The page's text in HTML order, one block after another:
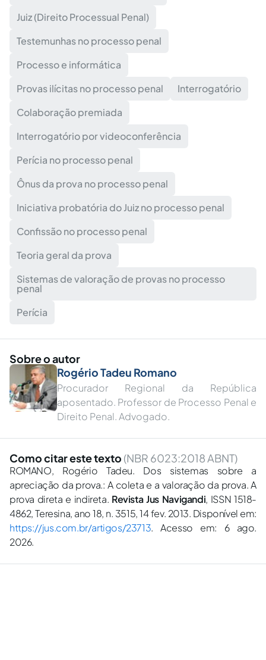
Juiz (Direito Processual Penal)
Testemunhas no processo penal
Processo e informática
Provas ilícitas no processo penal
Interrogatório
Colaboração premiada
Interrogatório por videoconferência
Perícia no processo penal
Ônus da prova no processo penal
Iniciativa probatória do Juiz no processo penal
Confissão no processo penal
Teoria geral da prova
Sistemas de valoração de provas no processo
penal
Perícia
Sobre o autor
Rogério Tadeu Romano
Procurador Regional da República
aposentado. Professor de Processo Penal e
Direito Penal. Advogado.
Como citar este texto (NBR 6023:2018 ABNT)
ROMANO, Rogério Tadeu. Dos sistemas sobre a
apreciação da prova.: A coleta e a valoração da prova. A
prova direta e indireta. Revista Jus Navigandi, ISSN 1518-
4862, Teresina, ano 18, n. 3515, 14 fev. 2013. Disponível em:
https://jus.com.br/artigos/23713. Acesso em: 6 ago.
2026.